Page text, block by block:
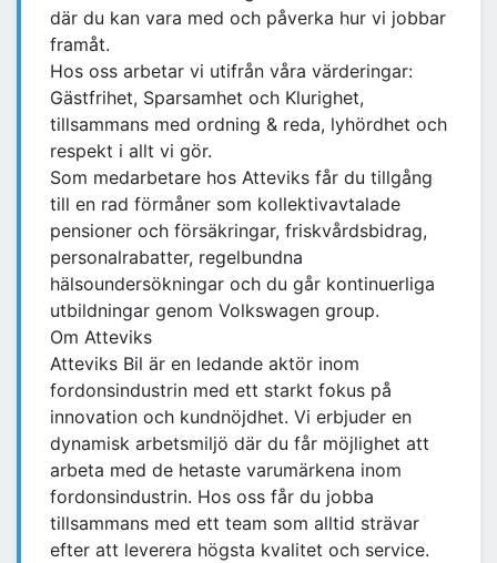
där du kan vara med och påverka hur vi jobbar
framåt.
Hos oss arbetar vi utifrån våra värderingar:
Gästfrihet, Sparsamhet och Klurighet,
tillsammans med ordning & reda, lyhördhet och
respekt i allt vi gör.
Som medarbetare hos Atteviks får du tillgång
till en rad förmåner som kollektivavtalade
pensioner och försäkringar, friskvårdsbidrag,
personalrabatter, regelbundna
hälsoundersökningar och du går kontinuerliga
utbildningar genom Volkswagen group.
Om Atteviks
Atteviks Bil är en ledande aktör inom
fordonsindustrin med ett starkt fokus på
innovation och kundnöjdhet. Vi erbjuder en
dynamisk arbetsmiljö där du får möjlighet att
arbeta med de hetaste varumärkena inom
fordonsindustrin. Hos oss får du jobba
tillsammans med ett team som alltid strävar
efter att leverera högsta kvalitet och service.